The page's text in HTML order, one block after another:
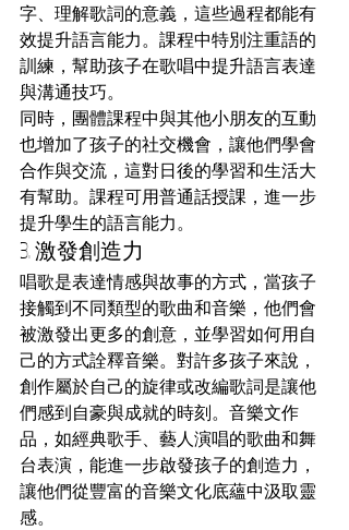
字、理解歌詞的意義，這些過程都能有
效提升語言能力。課程中特別注重語的
訓練，幫助孩子在歌唱中提升語言表達
與溝通技巧。
同時，團體課程中與其他小朋友的互動
也增加了孩子的社交機會，讓他們學會
合作與交流，這對日後的學習和生活大
有幫助。課程可用普通話授課，進一步
提升學生的語言能力。
3. 激發創造力
唱歌是表達情感與故事的方式，當孩子
接觸到不同類型的歌曲和音樂，他們會
被激發出更多的創意，並學習如何用自
己的方式詮釋音樂。對許多孩子來說，
創作屬於自己的旋律或改編歌詞是讓他
們感到自豪與成就的時刻。音樂文作
品，如經典歌手、藝人演唱的歌曲和舞
台表演，能進一步啟發孩子的創造力，
讓他們從豐富的音樂文化底蘊中汲取靈
感。